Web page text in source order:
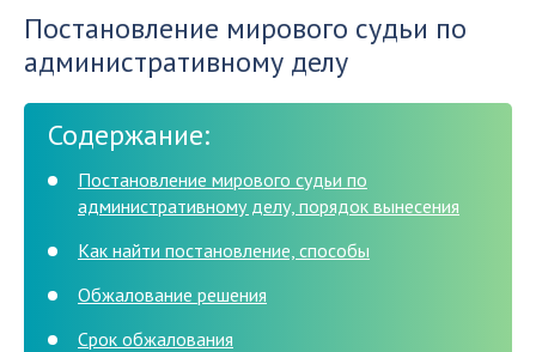
Постановление мирового судьи по
административному делу
Содержание:
Постановление мирового судьи по
административному делу, порядок вынесения
Как найти постановление, способы
Обжалование решения
Срок обжалования